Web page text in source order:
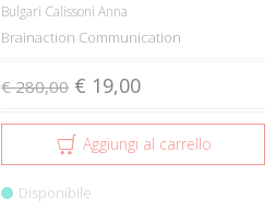
Bulgari Calissoni Anna
Brainaction Communication
€ 280,00 € 19,00
Aggiungi al carrello
Disponibile